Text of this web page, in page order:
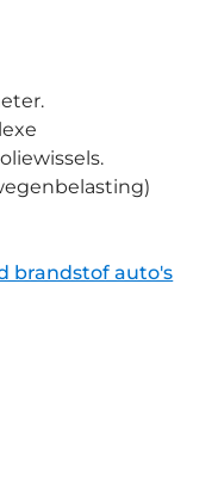
brandstof auto's